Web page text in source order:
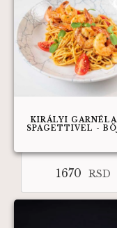
KIRÁLYI
SPAGETTIVEL -
1670 RSD